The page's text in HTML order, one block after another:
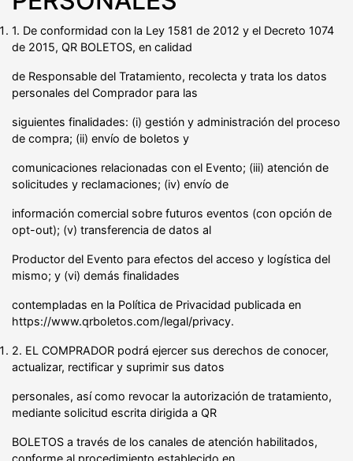
1. De conformidad con la Ley 1581 de 2012 y el Decreto 1074
de 2015, QR BOLETOS, en calidad
de Responsable del Tratamiento, recolecta y trata los datos
personales del Comprador para las
siguientes finalidades: (i) gestión y administración del proceso
de compra; (ii) envío de boletos y
comunicaciones relacionadas con el Evento; (iii) atención de
solicitudes y reclamaciones; (iv) envío de
información comercial sobre futuros eventos (con opción de
opt-out); (v) transferencia de datos al
Productor del Evento para efectos del acceso y logística del
mismo; y (vi) demás finalidades
contempladas en la Política de Privacidad publicada en
https://www.qrboletos.com/legal/privacy.
2. EL COMPRADOR podrá ejercer sus derechos de conocer,
actualizar, rectificar y suprimir sus datos
personales, así como revocar la autorización de tratamiento,
mediante solicitud escrita dirigida a QR
BOLETOS a través de los canales de atención habilitados,
conforme al procedimiento establecido en